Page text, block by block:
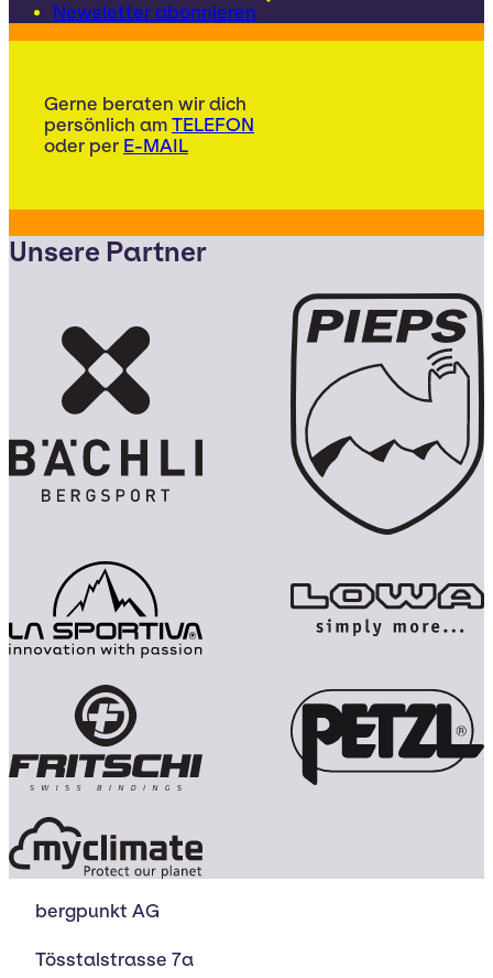
Newsletter abonnieren
Gerne beraten wir dich
persönlich am TELEFON
oder per E-MAIL
Unsere Partner
bergpunkt AG
Tösstalstrasse 7a